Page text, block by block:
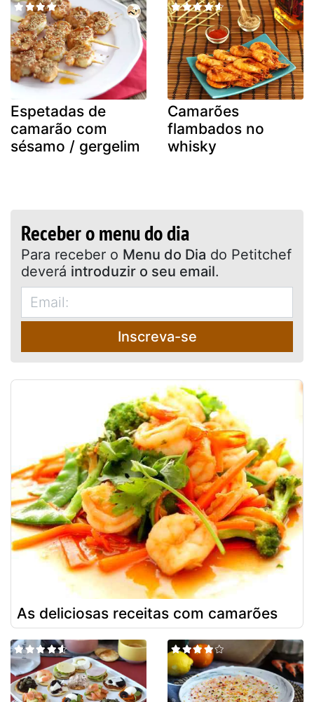
Espetadas de
camarão com
sésamo / gergelim
Camarões
flambados no
whisky
Receber o menu do dia
Para receber o Menu do Dia do Petitchef
deverá introduzir o seu email.
Inscreva-se
As deliciosas receitas com camarões